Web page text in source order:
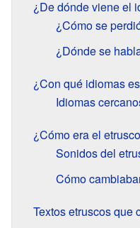
¿De dónde viene el
¿Cómo se
¿Dónde se
¿Con qué idiomas
Idiomas
¿Cómo era el
Sonidos del
Cómo
Textos etruscos que